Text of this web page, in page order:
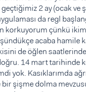
Sorular ve Yanıtlar
Makaleler
Videolar
Doğum
Kıyafetleri ve Eşyaları
Bebek Hazırlıkları
Ürünler
Emzirme
Doğum Sonrası Anne
ve 1 Yaş Doğum
Ürünler
Uyku
Oyun ve Oyuncak
Çocukla Yaşam
Eşyaları ve İhtiyaçları
Çocuk Doğum Günü
Müzik ve Sanat
Atölyesi ve Oyun
Hareket ve Spor Merkezi
Tümü
2 ay (ocak
da regl
korkuyorum çünkü
acaba hamile
de öğlen
14 mart tarihinde
yok. Kasıklarımda
bir şişme dolma